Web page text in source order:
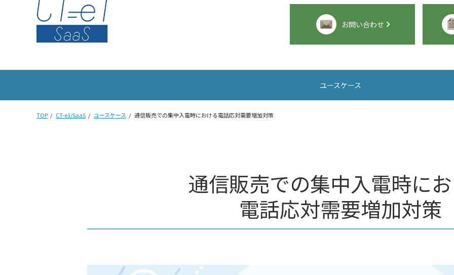
お問い合わせ
ユースケース
TOP CT-e1/SaaS ユースケース 通信販売での集中入電時における電話応対需要増加対策
通信販売での集中入電時に
電話応対需要増加対策